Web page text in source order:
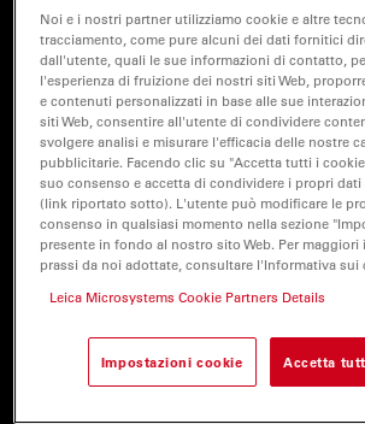
applicative, scoprite le basi della
tecnologie di punta. Entrate a far
di Science Lab e condividete la vostra
Noi e i nostri partner utilizziamo cookie e altre
tracciamento, come pure alcuni dei dati fornitici
dall'utente, quali le sue informazioni di contatto,
l'esperienza di fruizione dei nostri siti Web,
e contenuti personalizzati in base alle sue
siti Web, consentire all'utente di condividere
svolgere analisi e misurare l'efficacia delle nostre
pubblicitarie. Facendo clic su "Accetta tutti i
suo consenso e accetta di condividere i propri
(link riportato sotto). L'utente può modificare le
consenso in qualsiasi momento nella sezione
presente in fondo al nostro sito Web. Per
prassi da noi adottate, consultare l'Informativa sui
Leica Microsystems Cookie Partners Details
Impostazioni cookie Accetta